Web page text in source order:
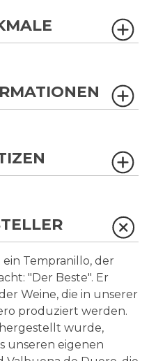
ein Tempranillo, der
"Der Beste". Er
Weine, die in unserer
produziert werden.
wurde,
unseren eigenen